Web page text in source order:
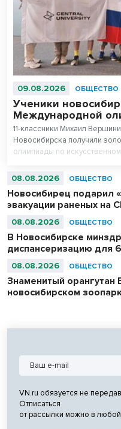
09.08.2026 ОБЩЕСТВО
Ученики
Международной
11-классники Михаил
Новосибирска получили
олимпиады по
абсолютными чемпионами
08.08.2026 ОБЩЕСТВО
Новосибирец подарил
эвакуации раненых на
08.08.2026 ОБЩЕСТВО
В Новосибирске
диспансеризацию для
08.08.2026 ОБЩЕСТВО
Знаменитый орангутан
новосибирском
VN.ru обязуется не
Отписаться
от рассылки можно в